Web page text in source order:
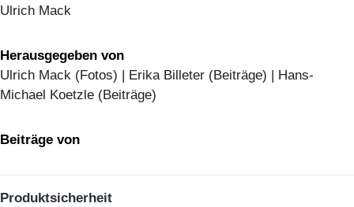
Ulrich Mack
Herausgegeben von
Ulrich Mack (Fotos) | Erika Billeter (Beiträge) | Hans-
Michael Koetzle (Beiträge)
Beiträge von
Produktsicherheit